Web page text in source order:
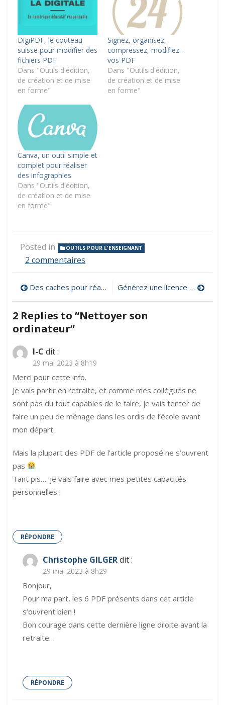
DigiPDF, le couteau
suisse pour modifier des
fichiers PDF
Dans "Outils d'édition,
de création et de mise
en forme"
Signez, organisez,
compressez, modifiez…
vos PDF
Dans "Outils d'édition,
de création et de mise
en forme"
Canva, un outil simple et
complet pour réaliser
des infographies
Dans "Outils d'édition,
de création et de mise
en forme"
Posted in OUTILS POUR L'ENSEIGNANT
2 commentaires
ordinateur
Navigation
de
l’article
Des caches pour réaliser des puzzles Générez une licence pour votre production
2 Replies to “Nettoyer son
ordinateur”
I-C dit :
29 mai 2023 à 8h19
Merci pour cette info.
Je vais partir en retraite, et comme mes collègues ne
sont pas du tout capables de le faire, je vais tenter de
faire un peu de ménage dans les ordis de l’école avant
mon départ.
Mais la plupart des PDF de l’article proposé ne s’ouvrent
pas
Tant pis…. je vais faire avec mes petites capacités
personnelles !
RÉPONDRE
Christophe GILGERdit :
29 mai 2023 à 8h29
Bonjour,
Pour ma part, les 6 PDF présents dans cet article
s’ouvrent bien !
Bon courage dans cette dernière ligne droite avant la
retraite…
RÉPONDRE